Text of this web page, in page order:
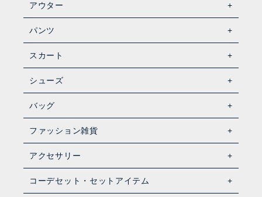
アウター
パンツ
スカート
シューズ
バッグ
ファッション雑貨
アクセサリー
コーデセット・セットアイテム